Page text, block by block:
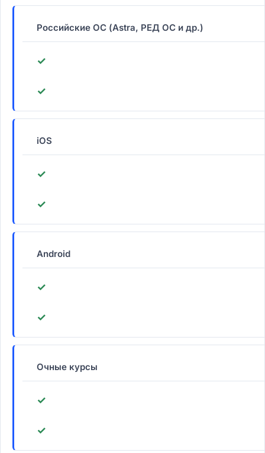
Российские ОС (Astra, РЕД ОС и др.)
✓
✓
iOS
✓
✓
Android
✓
✓
Очные курсы
✓
✓